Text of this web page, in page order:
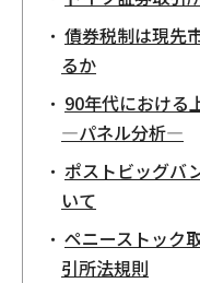
債券税制は現先
るか
90年代における
―パネル分析―
ポストビッグバ
いて
ペニーストック
引所法規則